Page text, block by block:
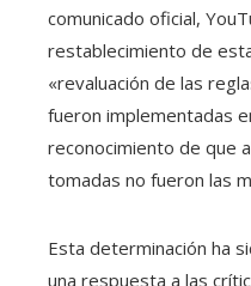
comunicado oficial,
restablecimiento de
«revaluación de las
fueron implementadas
reconocimiento de que
tomadas no fueron las
Esta determinación ha
una respuesta a las